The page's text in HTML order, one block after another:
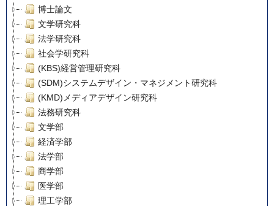
博士論文
文学研究科
法学研究科
社会学研究科
(KBS)経営管理研究科
(SDM)システムデザイン・マネジメント研究科
(KMD)メディアデザイン研究科
法務研究科
文学部
経済学部
法学部
商学部
医学部
理工学部